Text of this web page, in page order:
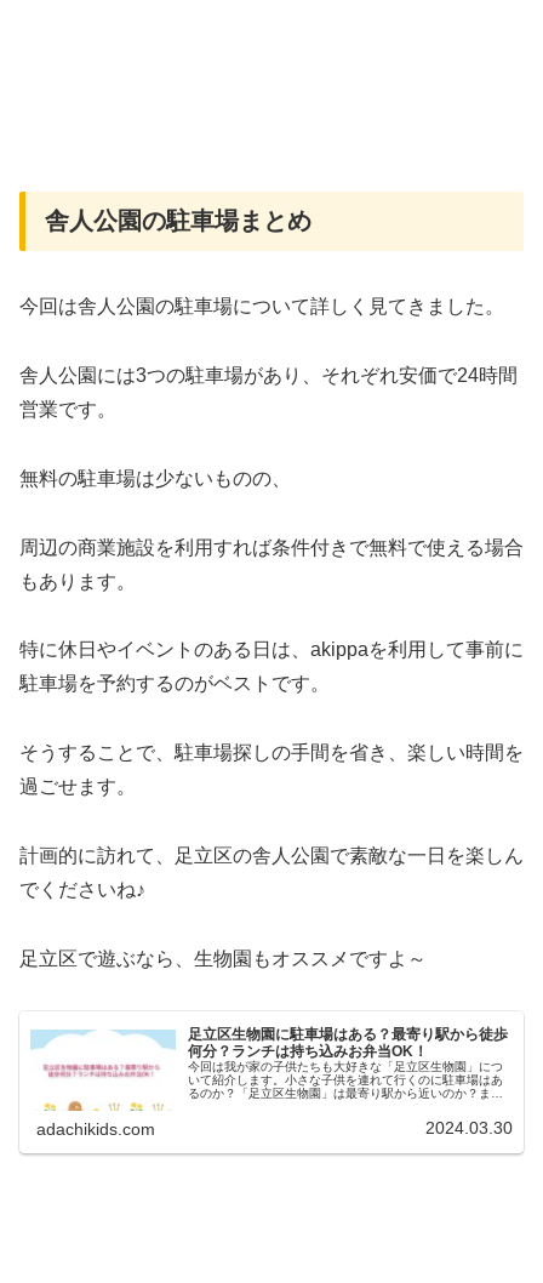
舎人公園の駐車場まとめ
今回は舎人公園の駐車場について詳しく見てきました。
舎人公園には3つの駐車場があり、それぞれ安価で24時間
営業です。
無料の駐車場は少ないものの、
周辺の商業施設を利用すれば条件付きで無料で使える場合
もあります。
特に休日やイベントのある日は、akippaを利用して事前に
駐車場を予約するのがベストです。
そうすることで、駐車場探しの手間を省き、楽しい時間を
過ごせます。
計画的に訪れて、足立区の舎人公園で素敵な一日を楽しん
でくださいね♪
足立区で遊ぶなら、生物園もオススメですよ～
足立区生物園に駐車場はある？最寄り駅から徒歩
何分？ランチは持ち込みお弁当OK！
今回は我が家の子供たちも大好きな「足立区生物園」につ
いて紹介します。小さな子供を連れて行くのに駐車場はあ
るのか？「足立区生物園」は最寄り駅から近いのか？また
adachikids.com 2024.03.30